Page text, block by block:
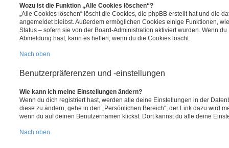
Wozu ist die Funktion „Alle Cookies löschen“?
„Alle Cookies löschen“ löscht die Cookies, die phpBB erstellt hat und die
angemeldet bleibst. Außerdem ermöglichen Cookies einige Funktionen,
Status – sofern sie von der Board-Administration aktiviert wurden. Wenn
Abmeldung hast, kann es helfen, wenn du die Cookies löscht.
Nach oben
Benutzerpräferenzen und -einstellungen
Wie kann ich meine Einstellungen ändern?
Wenn du dich registriert hast, werden alle deine Einstellungen in der
diese zu ändern, gehe in den „Persönlichen Bereich“; der Link dazu wird
wenn du auf deinen Benutzernamen klickst. Dort kannst du alle deine
Nach oben